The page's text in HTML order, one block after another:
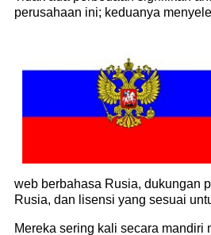
perusahaan ini; keduanya
web berbahasa Rusia, dukungan
Rusia, dan lisensi yang sesuai
Mereka sering kali secara mandiri